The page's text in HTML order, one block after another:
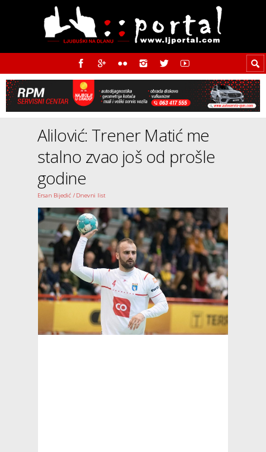
Alilović: Trener Matić me
stalno zvao još od prošle
godine
Ersan Bijedić / Dnevni list